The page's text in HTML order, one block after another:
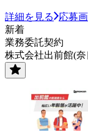
詳細を見る
応募
新着
業務委託契約
株式会社出前館(